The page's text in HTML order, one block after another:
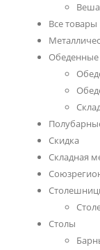
Все товары
Обеденные
Скидка
Складная
Столы